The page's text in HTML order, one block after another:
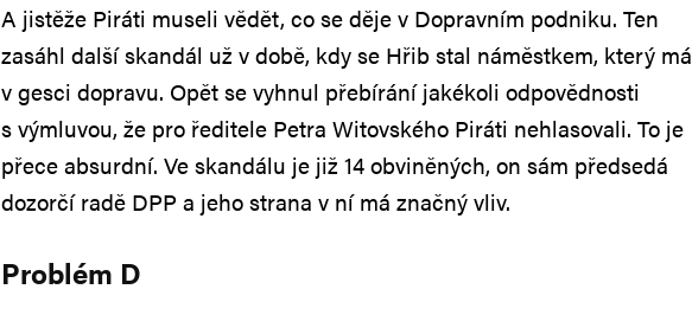
A jistěže Piráti museli vědět, co se děje v Dopravním podniku. Ten
zasáhl další skandál už v době, kdy se Hřib stal náměstkem, který má
v gesci dopravu. Opět se vyhnul přebírání jakékoli odpovědnosti
s výmluvou, že pro ředitele Petra Witovského Piráti nehlasovali. To je
přece absurdní. Ve skandálu je již 14 obviněných, on sám předsedá
dozorčí radě DPP a jeho strana v ní má značný vliv.
Problém D